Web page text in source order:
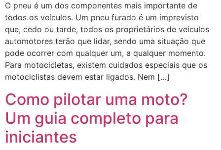
O pneu é um dos componentes mais importante de
todos os veículos. Um pneu furado é um imprevisto
que, cedo ou tarde, todos os proprietários de veículos
automotores terão que lidar, sendo uma situação que
pode ocorrer com qualquer um, a qualquer momento.
Para motocicletas, existem cuidados especiais que os
motociclistas devem estar ligados. Nem […]
Como pilotar uma moto?
Um guia completo para
iniciantes